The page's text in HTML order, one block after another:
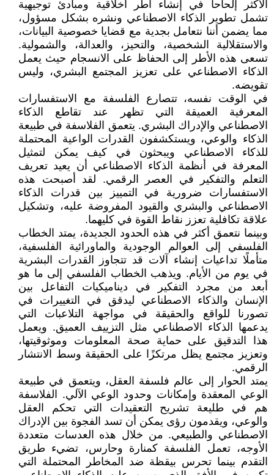
الأكثر إلحاحاً في إنشاء أطر أخلاقية ومبادئ توجيهية
تشمل تطوير الذكاء الاصطناعي ونشره بشكل مسؤول،
مما يضمن أننا نتعامل بجدية مع قضايا خصوصية البيانات،
والاستقلالية الشخصية، والتحيز، والعدالة، والشمولية.
تسعى هذه الأطر إلى الحفاظ على الانسجام حيث يعمل
الذكاء الاصطناعي على تعزيز المجتمع البشري، وليس
تقويضه.
في الوقت نفسه، تتصارع الفلسفة مع الاستفسارات
المعرفية العميقة التي تظهر عند تقاطع الذكاء
الاصطناعي والإدراك البشري. يتعمق الفلاسفة في طبيعة
الذكاء والوعي، ويستكشفون القدرات الواعية المحتملة
للذكاء الاصطناعي ويبحثون في كيف يمكن لتمثيل
المعرفة في أنظمة الذكاء الاصطناعي أن يعيد تعريف
التعلم والتفكير في العصر الرقمي. لقد أصبحت هذه
الاستفسارات ضرورية في التمييز بين قدرات الذكاء
الاصطناعي والبشري والقيود المفروضة عليه، وتشكيل
علاقة تكافلية تعزز نقاط القوة في كليهما.
وبينما نتعمق أكثر في هذه الحدود الجديدة، يمتد الخطاب
الفلسفي إلى العوالم الوجودية والماورائية الفلسفية،
متأملًا تداعيات إنشاء آلات قد تتجاوز القدرات البشرية
في يوم من الأيام. ويذهب الخطاب الفلسفي إلى ما هو
أبعد من مجرد التفكير في ديناميكيات التفاعل بين
الإنسان والذكاء الاصطناعي ليدقق في التغييرات في
تصورنا للواقع والحقيقة في مواجهة التلاعبات التي
يدعمها الذكاء الاصطناعي مثل التزييف العميق. ويعمل
هذا التدقيق على حماية صحة المعلومات وموثوقيتها،
وتعزيز مجتمع يظل مرتكزًا على الحقيقة وسط الانتشار
الرقمي.
يمتد الحوار إلى عالم فلسفة العقل، ويتعمق في طبيعة
الوعي المعقدة وإمكانات وحدود الوعي الآلي. الفلاسفة
هم في طليعة تشريح التعقيدات التي تحكم العقل
والوعي، ويقدمون رؤى يمكن أن تسد الفجوة بين الإدراك
الاصطناعي والطبيعي. من خلال هذه العدسات متعددة
الأوجه، تعمل الفلسفة كمنارة وحارس، تضيء طريق
التقدم بينما تحرس بيقظة ضد المخاطر المحتملة التي